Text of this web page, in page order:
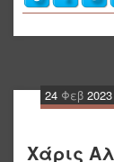
24 Φεβ 2023
Χάρις